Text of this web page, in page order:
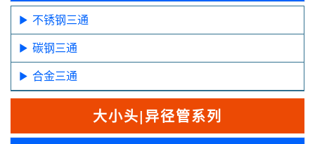
不锈钢三通
碳钢三通
合金三通
大小头|异径管系列